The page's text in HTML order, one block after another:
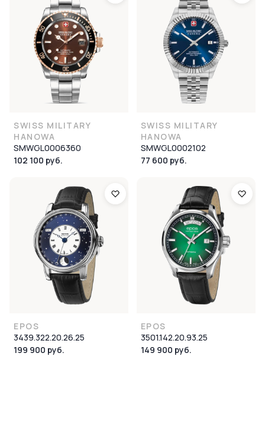
SWISS MILITARY
HANOWA
SMWGL0006360
102 100 руб.
SWISS MILITARY
HANOWA
SMWGL0002102
77 600 руб.
EPOS
3439.322.20.26.25
199 900 руб.
EPOS
3501.142.20.93.25
149 900 руб.